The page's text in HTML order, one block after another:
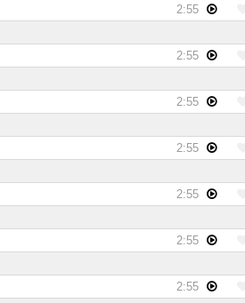
2:55
2:55
2:55
2:55
2:55
2:55
2:55